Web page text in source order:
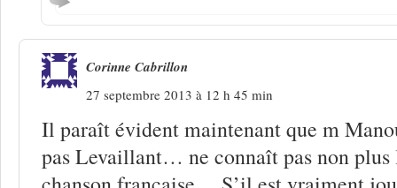
Corinne Cabrillon
27 septembre 2013 à 12 h 45 min
Il paraît évident maintenant que m
pas Levaillant… ne connaît pas non plus